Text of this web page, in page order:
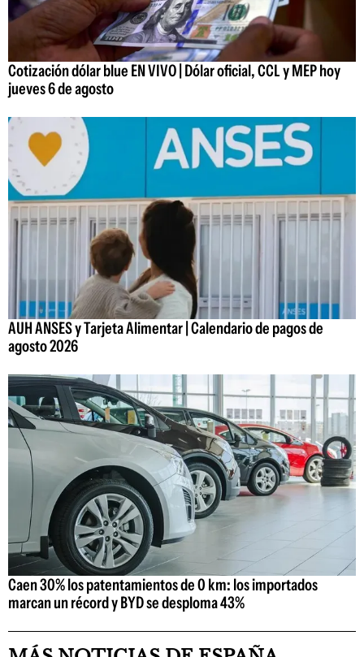
Cotización dólar blue EN VIVO | Dólar oficial, CCL y MEP hoy
jueves 6 de agosto
AUH ANSES y Tarjeta Alimentar | Calendario de pagos de
agosto 2026
Caen 30% los patentamientos de 0 km: los importados
marcan un récord y BYD se desploma 43%